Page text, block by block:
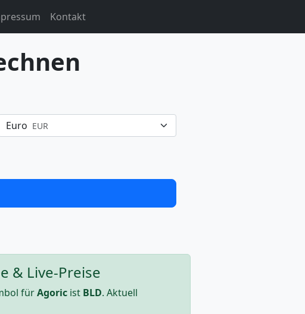
Kontakt
Euro EUR
& Live-Preise
fürAgoric ist BLD. Aktuell